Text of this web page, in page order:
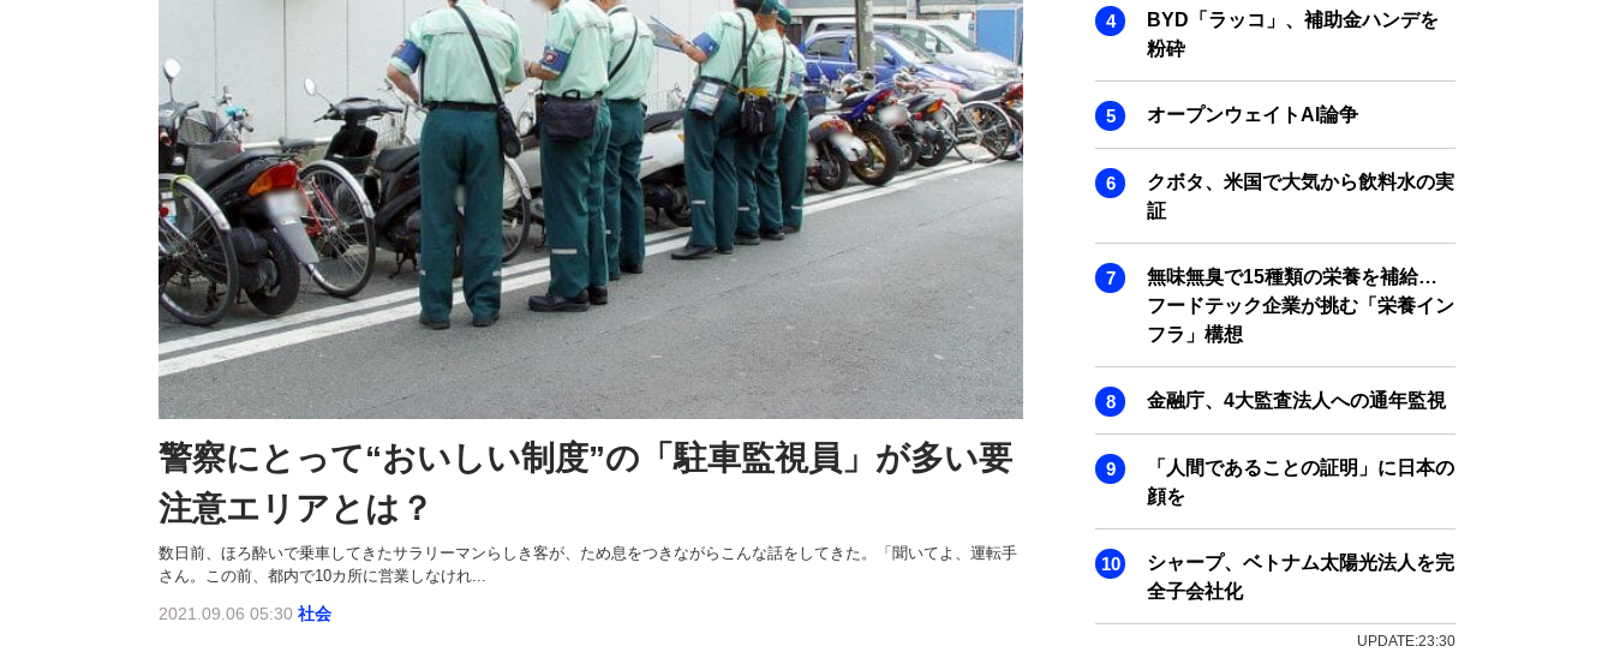
警察にとって“おいしい制度”の「駐車監視員」が多い要
注意エリアとは？
数日前、ほろ酔いで乗車してきたサラリーマンらしき客が、ため息をつきながらこんな話をしてきた。「聞いてよ、運転手
さん。この前、都内で10カ所に営業しなけれ...
2021.09.06 05:30 社会
BYD「ラッコ」、補助金ハンデを
粉砕
オープンウェイトAI論争
クボタ、米国で大気から飲料水の実
証
無味無臭で15種類の栄養を補給…
フードテック企業が挑む「栄養イン
フラ」構想
金融庁、4大監査法人への通年監視
「人間であることの証明」に日本の
顔を
シャープ、ベトナム太陽光法人を完
全子会社化
UPDATE:23:30
SMART MARKETING JOURNAL
BPaaS JOURNAL
ADOPTABLE DOG JOURNAL